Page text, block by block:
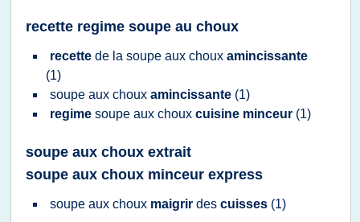
recette regime soupe au choux
recette de la soupe aux choux amincissante
(1)
soupe aux choux amincissante (1)
regime soupe aux choux cuisine minceur (1)
soupe aux choux extrait
soupe aux choux minceur express
soupe aux choux maigrir des cuisses (1)